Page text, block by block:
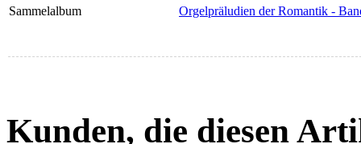
Sammelalbum Orgelpräludien der Romantik -
Kunden, die diesen